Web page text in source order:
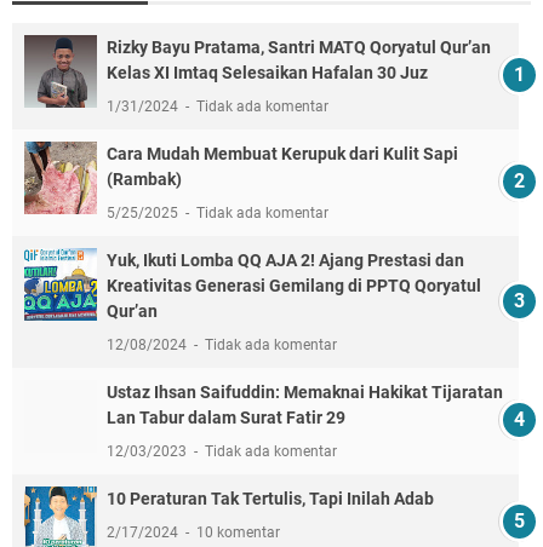
Rizky Bayu Pratama, Santri MATQ Qoryatul Qur’an
Kelas XI Imtaq Selesaikan Hafalan 30 Juz
1/31/2024 Tidak ada komentar
Cara Mudah Membuat Kerupuk dari Kulit Sapi
(Rambak)
5/25/2025 Tidak ada komentar
Yuk, Ikuti Lomba QQ AJA 2! Ajang Prestasi dan
Kreativitas Generasi Gemilang di PPTQ Qoryatul
Qur’an
12/08/2024 Tidak ada komentar
Ustaz Ihsan Saifuddin: Memaknai Hakikat Tijaratan
Lan Tabur dalam Surat Fatir 29
12/03/2023 Tidak ada komentar
10 Peraturan Tak Tertulis, Tapi Inilah Adab
2/17/2024 10 komentar